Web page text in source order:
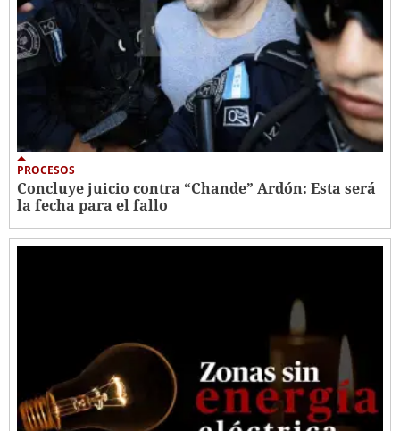
PROCESOS
Concluye juicio contra “Chande” Ardón: Esta será
la fecha para el fallo